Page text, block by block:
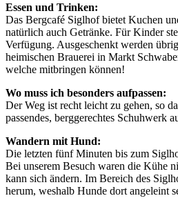
Essen und Trinken:
Das Bergcafé Siglhof bietet Kuchen
natürlich auch Getränke. Für Kinder
Verfügung. Ausgeschenkt werden
heimischen Brauerei in Markt
welche mitbringen können!
Wo muss ich besonders aufpassen:
Der Weg ist recht leicht zu gehen, so
passendes, berggerechtes Schuhwerk
Wandern mit Hund:
Die letzten fünf Minuten bis zum
Bei unserem Besuch waren die Kühe
kann sich ändern. Im Bereich des
herum, weshalb Hunde dort angeleint